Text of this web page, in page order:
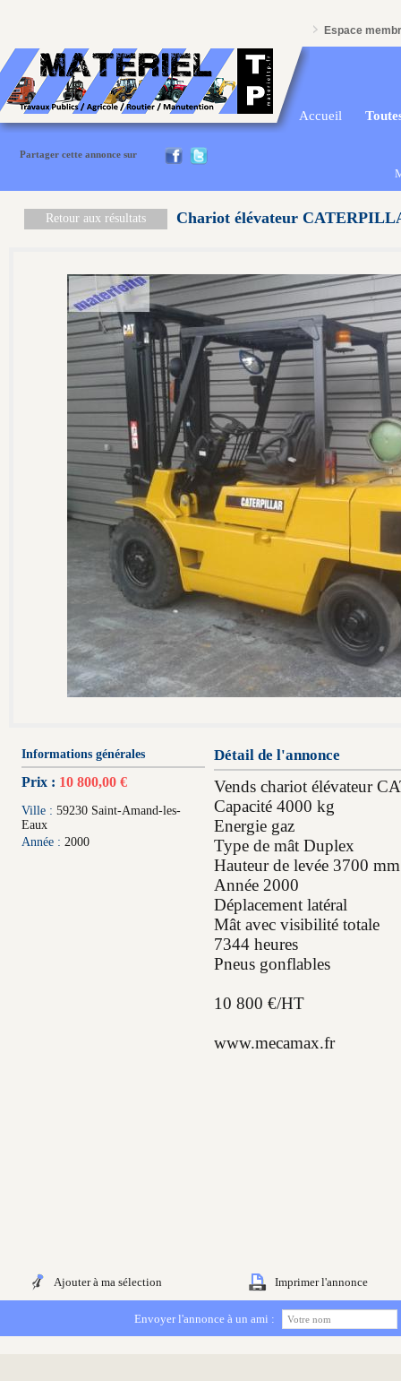
Espace
Accueil
Partager cette annonce sur
Retour aux résultats Chariot élévateur
Informations générales
Prix : 10 800,00 €
Ville : 59230 Saint-Amand-les-
Eaux
Année : 2000
Détail de l'annonce
Vends chariot élévateur
Capacité 4000 kg
Energie gaz
Type de mât Duplex
Hauteur de levée 3700 mm
Année 2000
Déplacement latéral
Mât avec visibilité totale
7344 heures
Pneus gonflables
10 800 €/HT
www.mecamax.fr
Ajouter à ma sélection Imprimer l'annonce
Envoyer l'annonce à un ami :